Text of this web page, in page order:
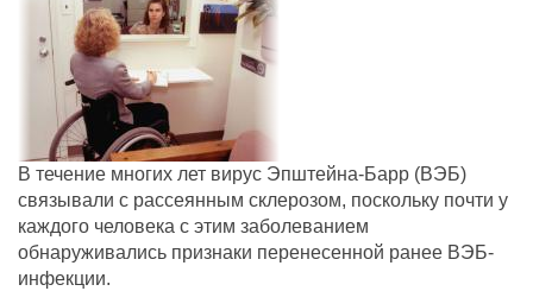
В течение многих лет вирус Эпштейна-Барр (ВЭБ)
связывали с рассеянным склерозом, поскольку почти у
каждого человека с этим заболеванием
обнаруживались признаки перенесенной ранее ВЭБ-
инфекции.